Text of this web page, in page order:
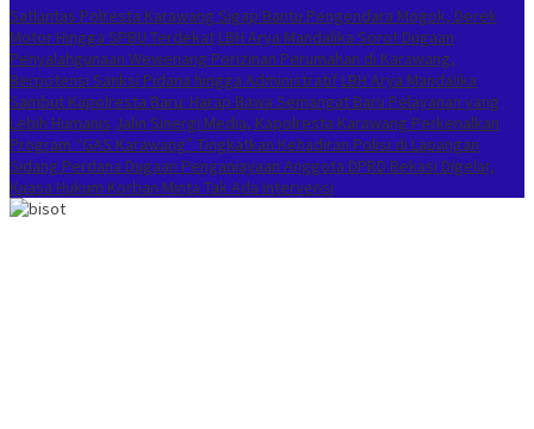
Satlantas Polresta Karawang Sigap Bantu Pengendara Mogok, Derek
Motor Hingga SPBU Terdekat LBH Arya Mandalika Sorot Dugaan
Penyalahgunaan Wewenang Perizinan Perumahan di Karawang,
Berpotensi Sanksi Pidana hingga Administratif LBH Arya Mandalika
Sambut Kapolresta Baru: Harap Bawa Semangat Baru Pelayanan yang
Lebih Humanis Jalin Sinergi Media, Kapolresta Karawang Perkenalkan
Program “GAS Karawang” Tingkatkan Kehadiran Polisi di Lapangan
Sidang Perdana Dugaan Penganiayaan Anggota DPRD Bekasi Digelar,
Kuasa Hukum Korban Minta Tak Ada Intervensi